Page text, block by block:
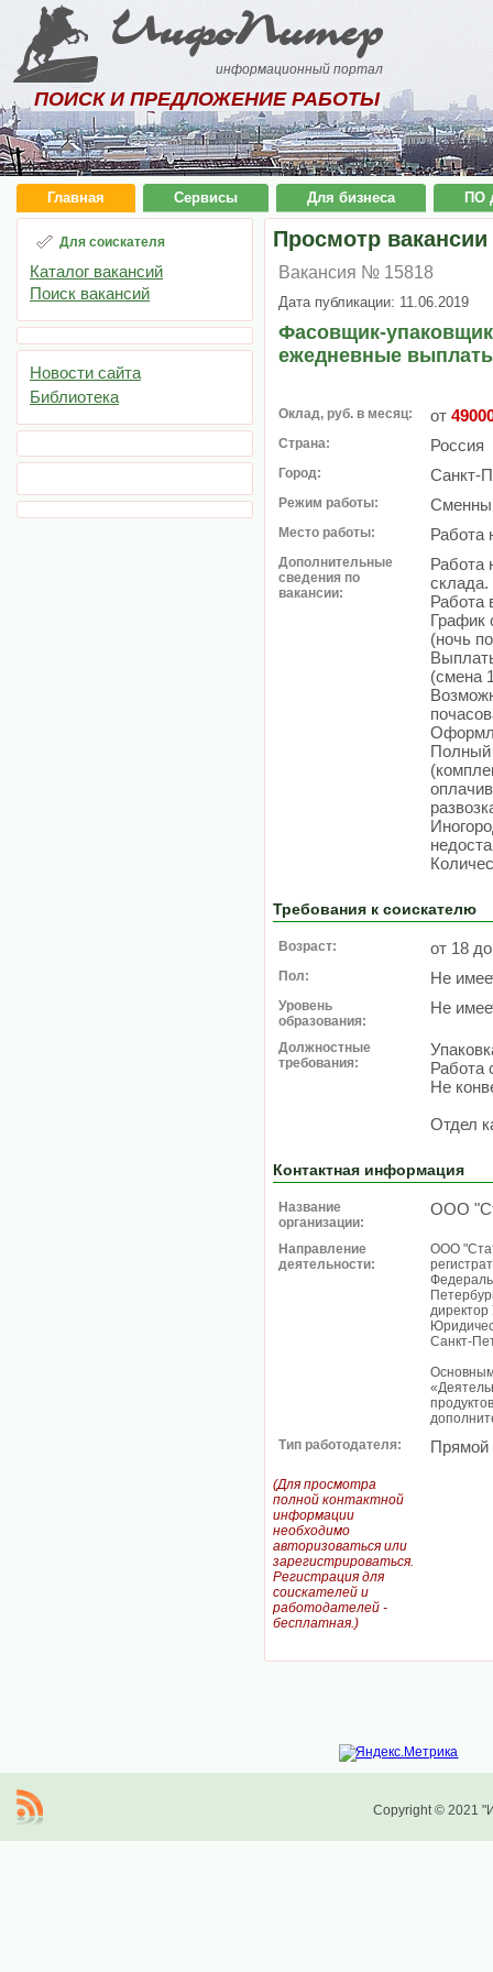
ИнфоПитер
информационный портал
ПОИСК И ПРЕДЛОЖЕНИЕ РАБОТЫ
Главная Сервисы Для бизнеса ПО
Для соискателя
Каталог вакансий
Поиск вакансий
Новости сайта
Библиотека
Просмотр вакансии
Вакансия № 15818
Дата публикации: 11.06.2019
Фасовщик-
ежедневные
Оклад, руб. в месяц: от
Страна: Россия
Город: Санкт-
Режим работы:
Место работы: Работа
Дополнительные
сведения по
вакансии:
Работа
склада.
Работа
График
(ночь
(смена
Полный
Требования к соискателю
Возраст: от 18
Пол: Не
Уровень
образования:
Не
Должностные
требования:
Работа
Не
Отдел
Контактная информация
Название
организации:
ООО
Направление
деятельности:
ООО
Санкт-
Тип работодателя:
Прямой
(Для просмотра
полной контактной
информации
необходимо
авторизоваться или
зарегистрироваться.
Регистрация для
соискателей и
работодателей -
бесплатная.)
Copyright © 2021